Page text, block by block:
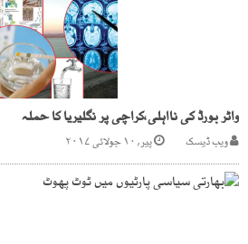
واٹر بورڈ کی نااہلی،کراچی پر نگلیریا کا حملہ
ویب ڈیسک پیر, ۱۰ جولائی ۲۰۱۷